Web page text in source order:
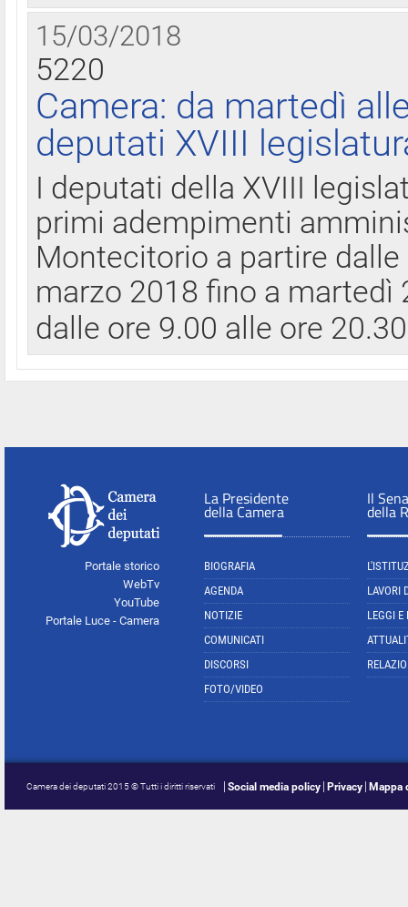
15/03/2018
5220
Camera: da martedì
deputati XVIII
I deputati della XVIII
primi adempimenti
Montecitorio a partire
marzo 2018 fino a
dalle ore 9.00 alle ore
Portale storico
WebTv
YouTube
Portale Luce - Camera
La Presidente
della Camera
BIOGRAFIA
AGENDA
NOTIZIE
COMUNICATI
DISCORSI
FOTO/VIDEO
Il
della
LAVORI
LEGGI E
Camera dei deputati 2015 © Tutti i diritti riservati Social media policy Privacy Mappa